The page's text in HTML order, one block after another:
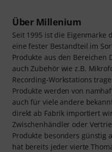
Über Millenium
Seit 1995 ist die Eigenmarke
eine fester Bestandteil im
Produkte aus den Bereichen
auch Zubehör wie z.B.
Recording-Workstations
Produkte werden von
auch für viele andere
direkt ab Fabrik importiert
Zwischenhändler oder
Produkte besonders günstig
hat bereits jeder vierte